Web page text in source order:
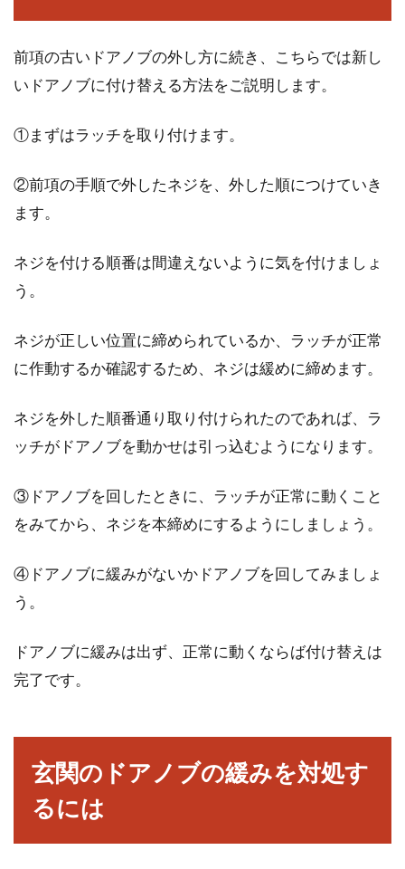
前項の古いドアノブの外し方に続き、こちらでは新し
いドアノブに付け替える方法をご説明します。
①まずはラッチを取り付けます。
②前項の手順で外したネジを、外した順につけていき
ます。
ネジを付ける順番は間違えないように気を付けましょ
う。
ネジが正しい位置に締められているか、ラッチが正常
に作動するか確認するため、ネジは緩めに締めます。
ネジを外した順番通り取り付けられたのであれば、ラ
ッチがドアノブを動かせは引っ込むようになります。
③ドアノブを回したときに、ラッチが正常に動くこと
をみてから、ネジを本締めにするようにしましょう。
④ドアノブに緩みがないかドアノブを回してみましょ
う。
ドアノブに緩みは出ず、正常に動くならば付け替えは
完了です。
玄関のドアノブの緩みを対処す
るには